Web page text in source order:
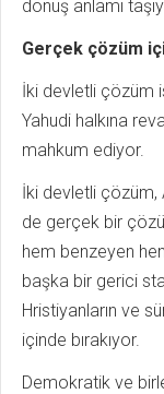
dönüş anlamı
Gerçek çözüm
İki devletli çözüm
Yahudi halkına
mahkum ediyor.
İki devletli çözüm,
de gerçek bir
hem benzeyen
başka bir gerici
Hristiyanların ve
içinde bırakıyor.
Demokratik ve